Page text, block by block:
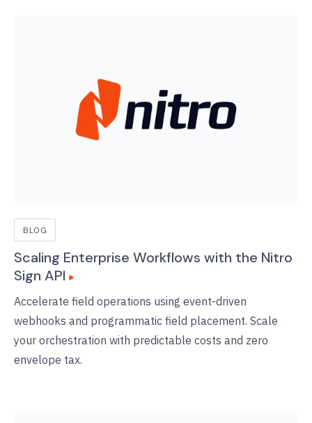
BLOG
Scaling Enterprise Workflows with the Nitro
Sign API
Accelerate field operations using event-driven
webhooks and programmatic field placement. Scale
your orchestration with predictable costs and zero
envelope tax.